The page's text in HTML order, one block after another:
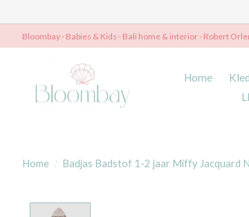
Bloombay - Babies & Kids - Bali home & interior - Robert
Home
Home / Badjas Badstof 1-2 jaar Miffy Jacquard